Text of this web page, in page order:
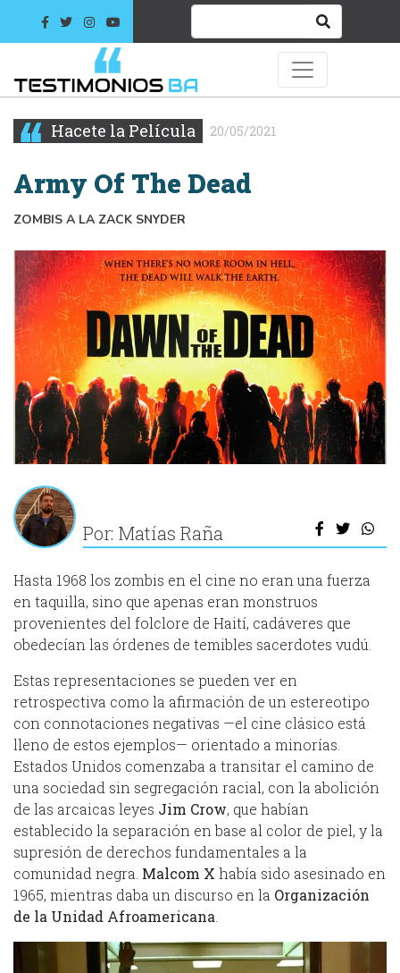
Hacete la Película 20/05/2021
Army Of The Dead
ZOMBIS A LA ZACK SNYDER
Por: Matías Raña
Hasta 1968 los zombis en el cine no eran una fuerza
en taquilla, sino que apenas eran monstruos
provenientes del folclore de Haití, cadáveres que
obedecían las órdenes de temibles sacerdotes vudú.
Estas representaciones se pueden ver en
retrospectiva como la afirmación de un estereotipo
con connotaciones negativas —el cine clásico está
lleno de estos ejemplos— orientado a minorías.
Estados Unidos comenzaba a transitar el camino de
una sociedad sin segregación racial, con la abolición
de las arcaicas leyes Jim Crow, que habían
establecido la separación en base al color de piel, y la
supresión de derechos fundamentales a la
comunidad negra. Malcom X había sido asesinado en
1965, mientras daba un discurso en la Organización
de la Unidad Afroamericana